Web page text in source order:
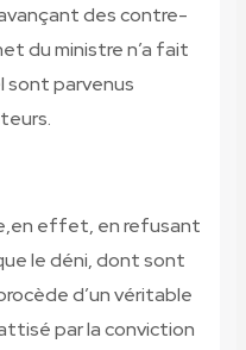
des contre-
du ministre n’a fait
sont parvenus
effet, en refusant
le déni, dont sont
d’un véritable
par la conviction